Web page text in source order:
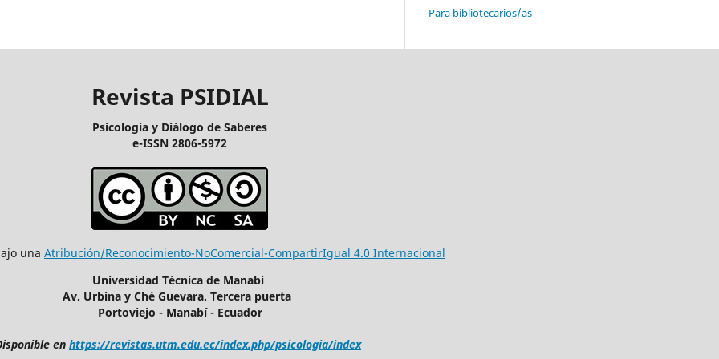
Para bibliotecarios/as
Revista PSIDIAL
Psicología y Diálogo de Saberes
e-ISSN 2806-5972
una Atribución/Reconocimiento-NoComercial-CompartirIgual 4.0 Internacional
Universidad Técnica de Manabí
Av. Urbina y Ché Guevara. Tercera puerta
Portoviejo - Manabí - Ecuador
en https://revistas.utm.edu.ec/index.php/psicologia/index